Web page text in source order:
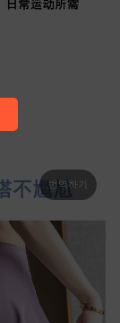
번역하기